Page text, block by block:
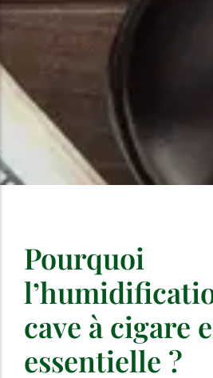
Pourquoi
cave à cigare
essentielle ?